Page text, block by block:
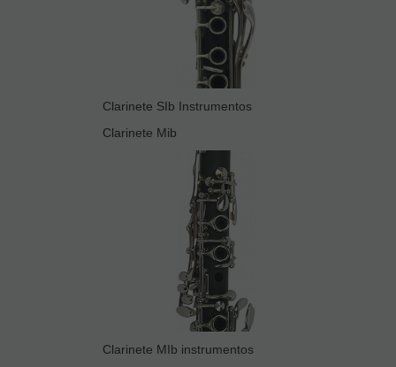
Clarinete SIb Instrumentos
Clarinete Mib
Clarinete MIb instrumentos